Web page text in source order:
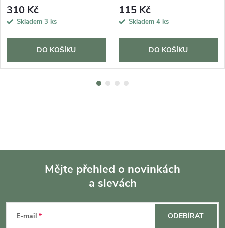
310 Kč
Skladem 3 ks
DO KOŠÍKU
115 Kč
Skladem 4 ks
DO KOŠÍKU
Mějte přehled o novinkách
a slevách
E-mail ODEBÍRAT